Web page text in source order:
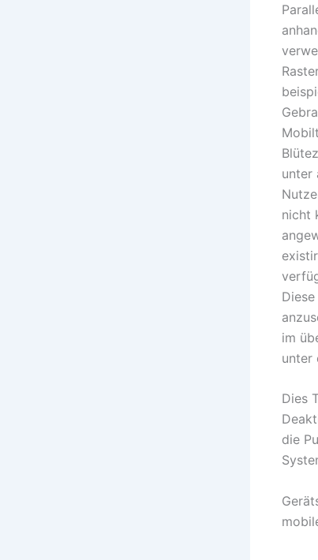
unter
nicht
im
unter
Dies
die